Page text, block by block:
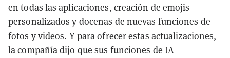
en todas las aplicaciones, creación de emojis
personalizados y docenas de nuevas funciones de
fotos y videos. Y para ofrecer estas actualizaciones,
la compañía dijo que sus funciones de IA